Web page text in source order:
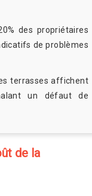
des propriétaires
de problèmes
terrasses affichent
un défaut de
de la